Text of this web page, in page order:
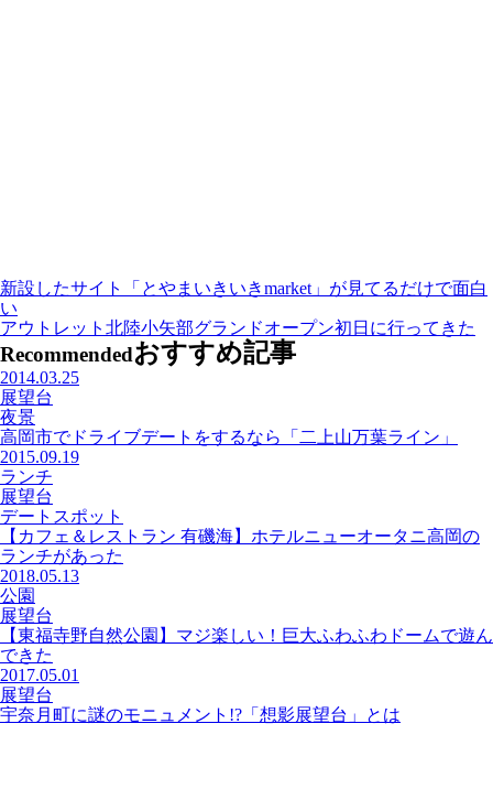
新設したサイト「とやまいきいきmarket」が見てるだけで面白
い
アウトレット北陸小矢部グランドオープン初日に行ってきた
Recommendedおすすめ記事
2014.03.25
展望台
夜景
高岡市でドライブデートをするなら「二上山万葉ライン」
2015.09.19
ランチ
展望台
デートスポット
【カフェ＆レストラン 有磯海】ホテルニューオータニ高岡の
ランチがあった
2018.05.13
公園
展望台
【東福寺野自然公園】マジ楽しい！巨大ふわふわドームで遊ん
できた
2017.05.01
展望台
宇奈月町に謎のモニュメント!?「想影展望台」とは